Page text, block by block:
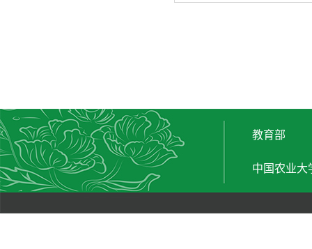
教育部
中国农业大